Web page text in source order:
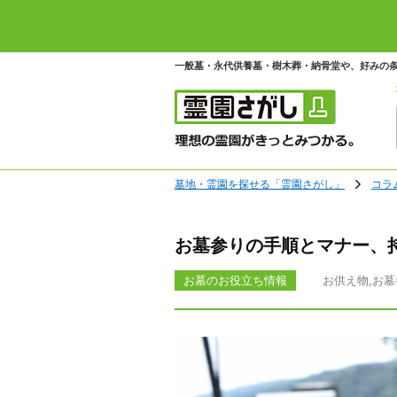
一般墓・永代供養墓・樹木葬・納骨堂や、好みの
墓地・霊園を探せる「霊園さがし」 コラ
お墓参りの手順とマナー、
お墓のお役立ち情報 お供え物 お